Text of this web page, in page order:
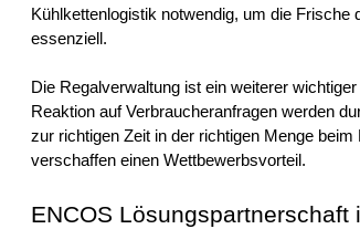
Kühlkettenlogistik notwendig, um die
essenziell.
Die Regalverwaltung ist ein weiterer
Reaktion auf Verbraucheranfragen werden
zur richtigen Zeit in der richtigen Menge
verschaffen einen Wettbewerbsvorteil.
ENCOS Lösungspartnerschaft